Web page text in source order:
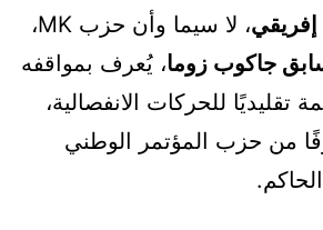
، لا سيما وأن حزب MK،
جاكوب زوما، يُعرف بمواقفه
تقليديًا للحركات الانفصالية،
من حزب المؤتمر الوطني